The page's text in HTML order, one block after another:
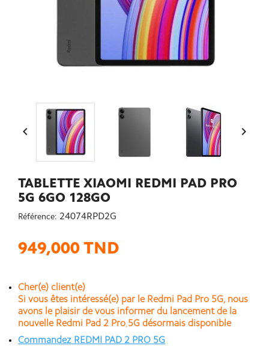
 
TABLETTE XIAOMI REDMI PAD PRO
5G 6GO 128GO
Référence: 24074RPD2G
949,000 TND
Cher(e) client(e)
Si vous êtes intéressé(e) par le Redmi Pad Pro 5G, nous
avons le plaisir de vous informer du lancement de la
nouvelle Redmi Pad 2 Pro,5G désormais disponible
Commandez REDMI PAD 2 PRO 5G